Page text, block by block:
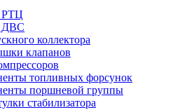
РТЦ
ДВС
коллектора
клапанов
топливных форсунок
поршневой группы
стабилизатора